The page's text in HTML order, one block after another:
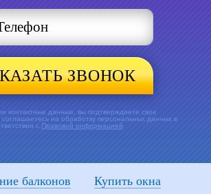
ЗВОНОК
контактные данные, вы подтверждаете свое
на обработку персональных данных в
с Правовой информацией.
балконов
Купить окна